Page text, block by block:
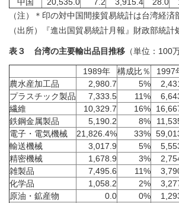
中国 20,535.0 7.2 3,915.4 28.0
（注）＊印の対中国間接貿易統計は台湾経済
（出所）『進出国貿易統計月報』財政部統計
表３ 台湾の主要輸出品目推移 （単位：100
1989年 構成比％ 1997
農水産加工品
2,980.7 5%
プラスチック製品
7,333.5 11%
繊維
10,329.7 16%
鉄鋼金属製品
5,190.2 8%
電子・電気機械
21,826.4% 33%
輸送機械
3,017.9 5%
精密機械
1,678.9 3%
雑製品
7,495.6 11%
化学品
1,058.2 2%
原油・鉱産物
0.0 0%